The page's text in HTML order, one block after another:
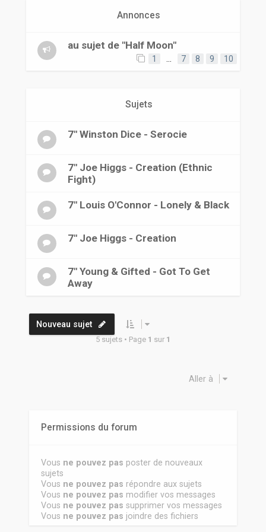
Annonces
au sujet de "Half Moon"
1 7 8 9 10
Sujets
7" Winston Dice - Serocie
7" Joe Higgs - Creation (Ethnic
Fight)
7" Louis O'Connor - Lonely & Black
7" Joe Higgs - Creation
7" Young & Gifted - Got To Get
Away
Nouveau sujet
5 sujets • Page 1 sur 1
Aller à
Permissions du forum
Vous ne pouvez pas poster de nouveaux
sujets
Vous ne pouvez pas répondre aux sujets
Vous ne pouvez pas modifier vos messages
Vous ne pouvez pas supprimer vos messages
Vous ne pouvez pas joindre des fichiers